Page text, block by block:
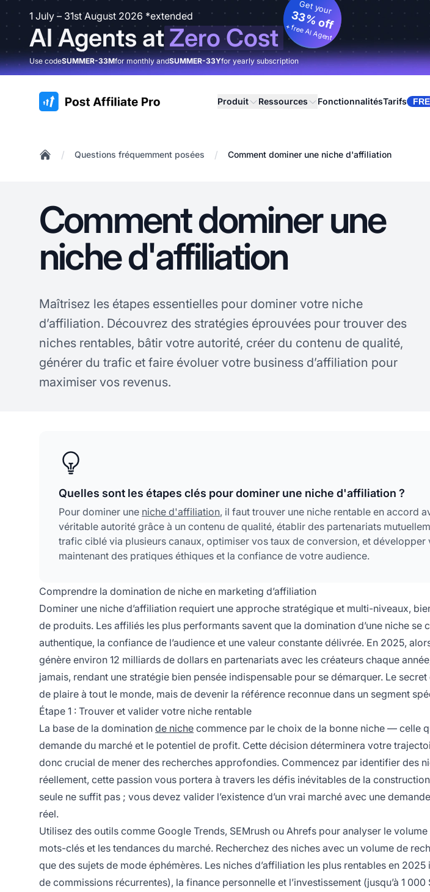
1 July – 31st August 2026 *extended
AI Agents atZero Cost
Get your
33% off
+ free AI Agent
Use codeSUMMER-33Mfor monthly andSUMMER-33Yfor yearly subscription
:site.title Produit Ressources FonctionnalitésTarifs
/ Questions fréquemment posées / Comment dominer une niche d'affiliation
Comment dominer une
niche d'affiliation
Maîtrisez les étapes essentielles pour dominer votre niche
d’affiliation. Découvrez des stratégies éprouvées pour trouver des
niches rentables, bâtir votre autorité, créer du contenu de qualité,
générer du trafic et faire évoluer votre business d’affiliation pour
maximiser vos revenus.
Quelles sont les étapes clés pour dominer une niche d'affiliation ?
Pour dominer une niche d'affiliation, il faut trouver une niche rentable en accord
véritable autorité grâce à un contenu de qualité, établir des partenariats
trafic ciblé via plusieurs canaux, optimiser vos taux de conversion, et
maintenant des pratiques éthiques et la confiance de votre audience.
Comprendre la domination de niche en marketing d’affiliation
Dominer une niche d’affiliation requiert une approche stratégique et multi-niveaux,
de produits. Les affiliés les plus performants savent que la domination d’une niche se
authentique, la confiance de l’audience et une valeur constante délivrée. En 2025,
génère environ 12 milliards de dollars en partenariats avec les créateurs chaque
jamais, rendant une stratégie bien pensée indispensable pour se démarquer. Le secret
de plaire à tout le monde, mais de devenir la référence reconnue dans un segment
Étape 1 : Trouver et valider votre niche rentable
La base de la domination de niche commence par le choix de la bonne niche — celle
demande du marché et le potentiel de profit. Cette décision déterminera votre
donc crucial de mener des recherches approfondies. Commencez par identifier des
réellement, cette passion vous portera à travers les défis inévitables de la
seule ne suffit pas ; vous devez valider l’existence d’un vrai marché avec une
réel.
Utilisez des outils comme Google Trends, SEMrush ou Ahrefs pour analyser le
mots-clés et les tendances du marché. Recherchez des niches avec un volume de
que des sujets de mode éphémères. Les niches d’affiliation les plus rentables en
de commissions récurrentes), la finance personnelle et l’investissement (jusqu’à 1